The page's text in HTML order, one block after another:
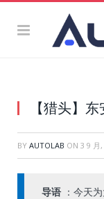
【猎头】
BY AUTOLAB ON 3 9 月
导语 ：今天